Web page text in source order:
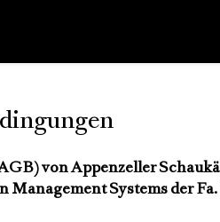
von Appenzeller
Systems der